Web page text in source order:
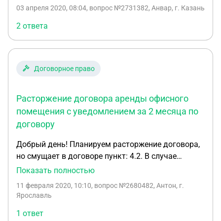
необходимо доставить письменно. Что делать?
03 апреля 2020, 08:04, вопрос №2731382, Анвар, г. Казань
2 ответа
Договорное право
Расторжение договора аренды офисного
помещения с уведомлением за 2 месяца по
договору
Добрый день! Планируем расторжение договора,
но смущает в договоре пункт: 4.2. В случае
досрочного расторжения Договора по инициативе
этом Арендодателя за 2 месяца до
данного пункта, мы должны будем еще 2 месяца
Показать полностью
11 февраля 2020, 10:10, вопрос №2680482, Антон, г.
Ярославль
1 ответ